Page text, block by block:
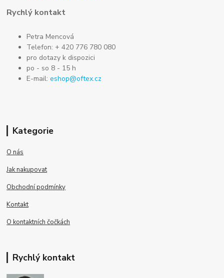
Rychlý kontakt
Petra Mencová
Telefon: + 420 776 780 080
pro dotazy k dispozici
po - so 8 - 15 h
E-mail:eshop@oftex.cz
Kategorie
O nás
Jak nakupovat
Obchodní podmínky
Kontakt
O kontaktních čočkách
Rychlý kontakt